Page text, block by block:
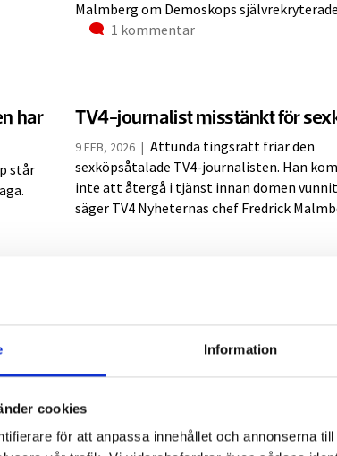
Information
cookies
för att anpassa innehållet och annonserna
Malmberg om Demoskops
Kommentarer
1 kommentar
har
står
TV4-journalist misstänkt för
9 FEB, 2026 | Attunda tingsrätt friar den
sexköpsåtalade TV4-journalisten. Han
inte att återgå i tjänst innan domen
säger TV4 Nyheternas chef Fredrick
Många medier på plats vid
mot TV4-journalisten
26 JAN, 2026 | Ett stort medieuppbåd är på